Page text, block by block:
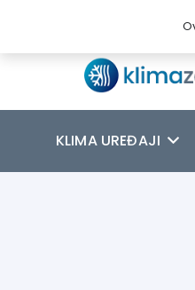
Kontakt
KLIMA UREĐAJI